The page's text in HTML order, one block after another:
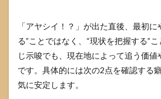
出た
周期
は絶
対に
追う
べき
「アヤシイ！？」が出た直後、最初
る”ことではなく、“現状を把握する”
じ示唆でも、現在地によって追う価値
です。具体的には次の2点を確認する
気に安定します。